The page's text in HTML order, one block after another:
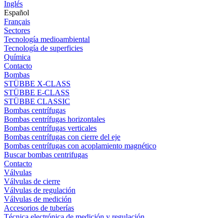
Inglés
Español
Français
Sectores
Tecnología medioambiental
Tecnología de superficies
Química
Contacto
Bombas
STÜBBE X-CLASS
STÜBBE E-CLASS
STÜBBE CLASSIC
Bombas centrífugas
Bombas centrífugas horizontales
Bombas centrífugas verticales
Bombas centrífugas con cierre del eje
Bombas centrífugas con acoplamiento magnético
Buscar bombas centrifugas
Contacto
Válvulas
Válvulas de cierre
Válvulas de regulación
Válvulas de medición
Accesorios de tuberías